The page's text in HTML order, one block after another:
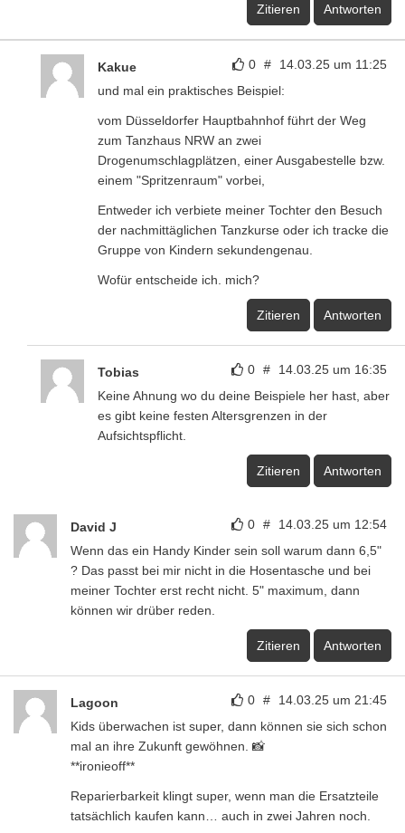
Zitieren Antworten
0 # 14.03.25 um 11:25
Kakue
und mal ein praktisches Beispiel:
vom Düsseldorfer Hauptbahnhof führt der Weg
zum Tanzhaus NRW an zwei
Drogenumschlagplätzen, einer Ausgabestelle bzw.
einem "Spritzenraum" vorbei,
Entweder ich verbiete meiner Tochter den Besuch
der nachmittäglichen Tanzkurse oder ich tracke die
Gruppe von Kindern sekundengenau.
Wofür entscheide ich. mich?
Zitieren Antworten
0 # 14.03.25 um 16:35
Tobias
Keine Ahnung wo du deine Beispiele her hast, aber
es gibt keine festen Altersgrenzen in der
Aufsichtspflicht.
Zitieren Antworten
0 # 14.03.25 um 12:54
David J
Wenn das ein Handy Kinder sein soll warum dann 6,5"
? Das passt bei mir nicht in die Hosentasche und bei
meiner Tochter erst recht nicht. 5" maximum, dann
können wir drüber reden.
Zitieren Antworten
0 # 14.03.25 um 21:45
Lagoon
Kids überwachen ist super, dann können sie sich schon
mal an ihre Zukunft gewöhnen. 📸
**ironieoff**
Reparierbarkeit klingt super, wenn man die Ersatzteile
tatsächlich kaufen kann… auch in zwei Jahren noch.